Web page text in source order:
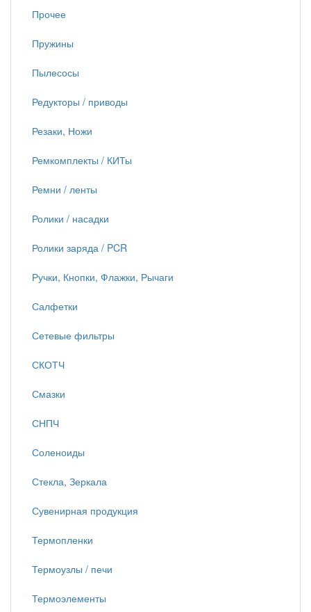
Прочее
Пружины
Пылесосы
Редукторы / приводы
Резаки, Ножи
Ремкомплекты / КИТы
Ремни / ленты
Ролики / насадки
Ролики заряда / PCR
Ручки, Кнопки, Флажки, Рычаги
Салфетки
Сетевые фильтры
СКОТЧ
Смазки
СНПЧ
Соленоиды
Стекла, Зеркала
Сувенирная продукция
Термопленки
Термоузлы / печи
Термоэлементы